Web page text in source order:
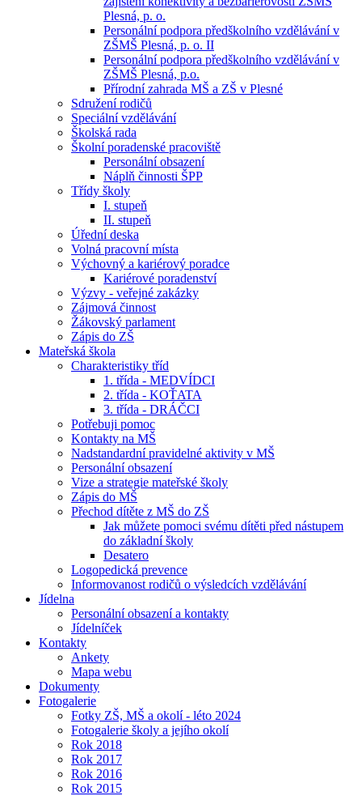
Plesná, p. o.
Personální podpora předškolního vzdělávání v
ZŠMŠ Plesná, p. o. II
Personální podpora předškolního vzdělávání v
ZŠMŠ Plesná, p.o.
Přírodní zahrada MŠ a ZŠ v Plesné
Sdružení rodičů
Speciální vzdělávání
Školská rada
Školní poradenské pracoviště
Personální obsazení
Náplň činnosti ŠPP
Třídy školy
I. stupeň
II. stupeň
Úřední deska
Volná pracovní místa
Výchovný a kariérový poradce
Kariérové poradenství
Výzvy - veřejné zakázky
Zájmová činnost
Žákovský parlament
Zápis do ZŠ
Mateřská škola
Charakteristiky tříd
1. třída - MEDVÍDCI
2. třída - KOŤATA
3. třída - DRÁČCI
Potřebuji pomoc
Kontakty na MŠ
Nadstandardní pravidelné aktivity v MŠ
Personální obsazení
Vize a strategie mateřské školy
Zápis do MŠ
Přechod dítěte z MŠ do ZŠ
Jak můžete pomoci svému dítěti před nástupem
do základní školy
Desatero
Logopedická prevence
Informovanost rodičů o výsledcích vzdělávání
Jídelna
Personální obsazení a kontakty
Jídelníček
Kontakty
Ankety
Mapa webu
Dokumenty
Fotogalerie
Fotky ZŠ, MŠ a okolí - léto 2024
Fotogalerie školy a jejího okolí
Rok 2018
Rok 2017
Rok 2016
Rok 2015